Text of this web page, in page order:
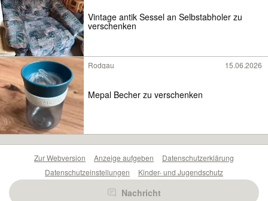
Vintage antik Sessel an Selbstabholer zu
verschenken
Rodgau 15.06.2026
Mepal Becher zu verschenken
Nachricht
Zur Webversion Anzeige aufgeben
Datenschutzerklärung
Datenschutzeinstellungen
Kinder- und Jugendschutz
Barrierefreiheitserklärung